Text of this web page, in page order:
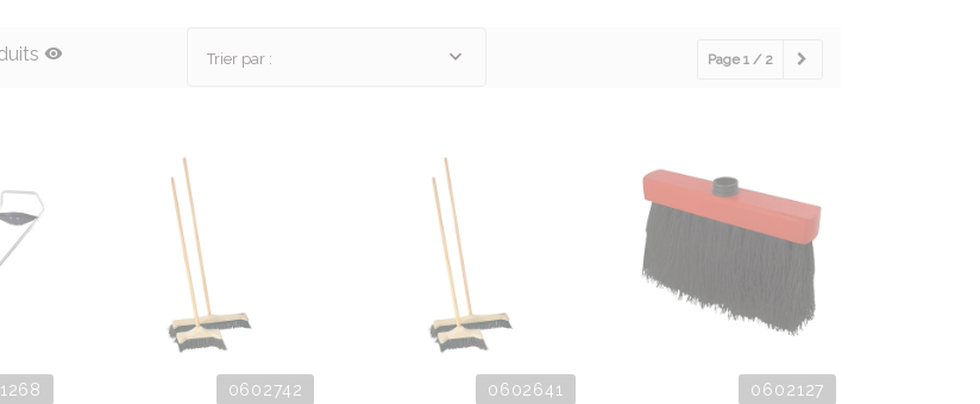
Trier par : Page 1 / 2
0602742 0602641 0602127